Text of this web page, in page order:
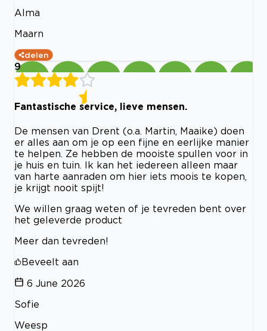
Alma
Maarn
delen
9
Fantastische service, lieve mensen.
De mensen van Drent (o.a. Martin, Maaike) doen
er alles aan om je op een fijne en eerlijke manier
te helpen. Ze hebben de mooiste spullen voor in
je huis en tuin. Ik kan het iedereen alleen maar
van harte aanraden om hier iets moois te kopen,
je krijgt nooit spijt!
We willen graag weten of je tevreden bent over
het geleverde product
Meer dan tevreden!
Beveelt aan
6 June 2026
Sofie
Weesp